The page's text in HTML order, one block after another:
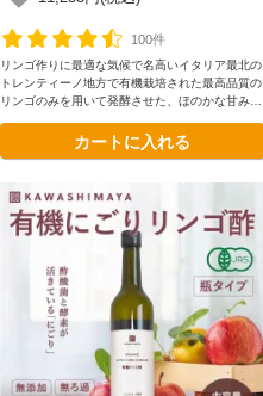
100件
リンゴ作りに最適な気候で名高いイタリア最北の
トレンティーノ地方で有機栽培された最高品質の
リンゴのみを用いて発酵させた、ほのかな甘みと
ていない、本物のリンゴ酢をお楽しみください。
カートに入れる